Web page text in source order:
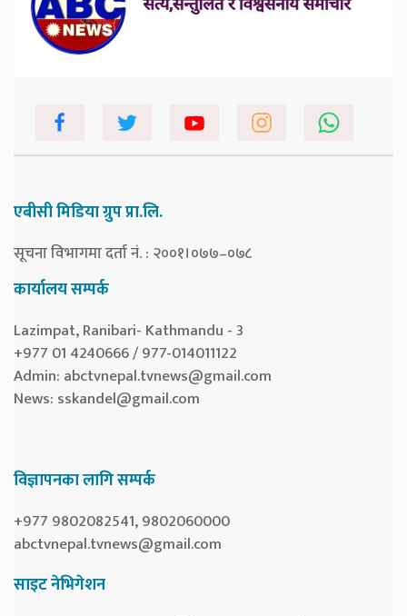
एबीसी मिडिया ग्रुप प्रा.लि.
सूचना विभागमा दर्ता नं. : २००१।०७७–०७८
कार्यालय सम्पर्क
Lazimpat, Ranibari- Kathmandu - 3
+977 01 4240666 / 977-014011122
Admin: abctvnepal.tvnews@gmail.com
News: sskandel@gmail.com
विज्ञापनका लागि सम्पर्क
+977 9802082541, 9802060000
abctvnepal.tvnews@gmail.com
साइट नेभिगेशन